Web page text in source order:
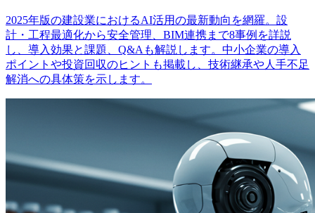
2025年版の建設業におけるAI活用の最新動向を網羅。設
計・工程最適化から安全管理、BIM連携まで8事例を詳説
し、導入効果と課題、Q&Aも解説します。中小企業の導入
ポイントや投資回収のヒントも掲載し、技術継承や人手不足
解消への具体策を示します。